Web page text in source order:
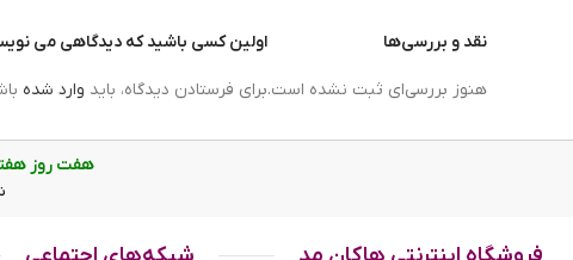
نقد و بررسی‌ها
هنوز بررسی‌ای ثبت نشده است.
اولین کسی باشید که دیدگاهی می
برای فرستادن دیدگاه، باید وارد شده
هفت روز هفته، از ساعت 10 الی ۱3